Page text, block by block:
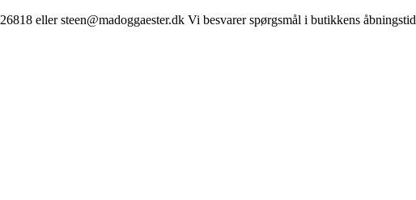
eller steen@madoggaester.dk Vi besvarer spørgsmål i butikkens åbningstid